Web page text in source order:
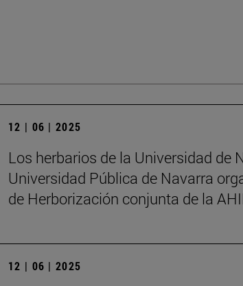
12 | 06 | 2025
Los herbarios de la Universidad de
Universidad Pública de Navarra
de Herborización conjunta de la
12 | 06 | 2025